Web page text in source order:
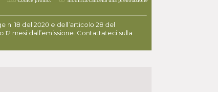
18 del 2020 e dell’articolo 28 del
mesi dall’emissione. Contattateci sulla